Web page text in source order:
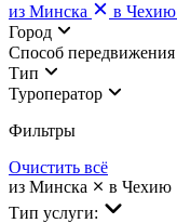
из Минска
в Чехию
Город
Cпособ передвижения
Тип
Туроператор
Фильтры
Очистить всё
из Минска
в Чехию
Тип услуги: